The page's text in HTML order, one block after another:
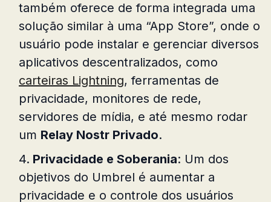
também oferece de forma integrada uma
solução similar à uma “App Store”, onde o
usuário pode instalar e gerenciar diversos
aplicativos descentralizados, como
carteiras Lightning, ferramentas de
privacidade, monitores de rede,
servidores de mídia, e até mesmo rodar
um Relay Nostr Privado.
Privacidade e Soberania: Um dos
objetivos do Umbrel é aumentar a
privacidade e o controle dos usuários